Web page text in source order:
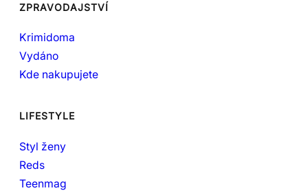
ZPRAVODAJSTVÍ
Krimidoma
Vydáno
Kde nakupujete
LIFESTYLE
Styl ženy
Reds
Teenmag